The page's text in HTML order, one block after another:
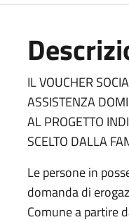
IL VOUCHER
ASSISTENZA
AL PROGETTO
SCELTO DALLA
Le persone in
domanda di
Comune a partire